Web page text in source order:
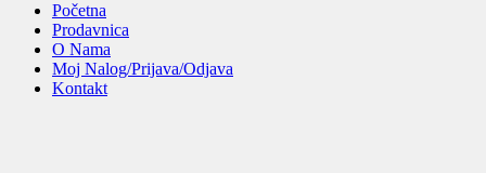
Početna
Prodavnica
O Nama
Moj Nalog/Prijava/Odjava
Kontakt